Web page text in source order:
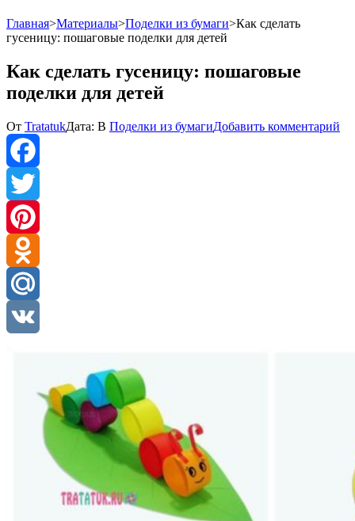
Главная>Материалы>Поделки из бумаги>Как сделать
гусеницу: пошаговые поделки для детей
Как сделать гусеницу: пошаговые
поделки для детей
От TratatukДата: В Поделки из бумагиДобавить комментарий
Facebook
Twitter
Pinterest
Odnoklassniki
Mail.Ru